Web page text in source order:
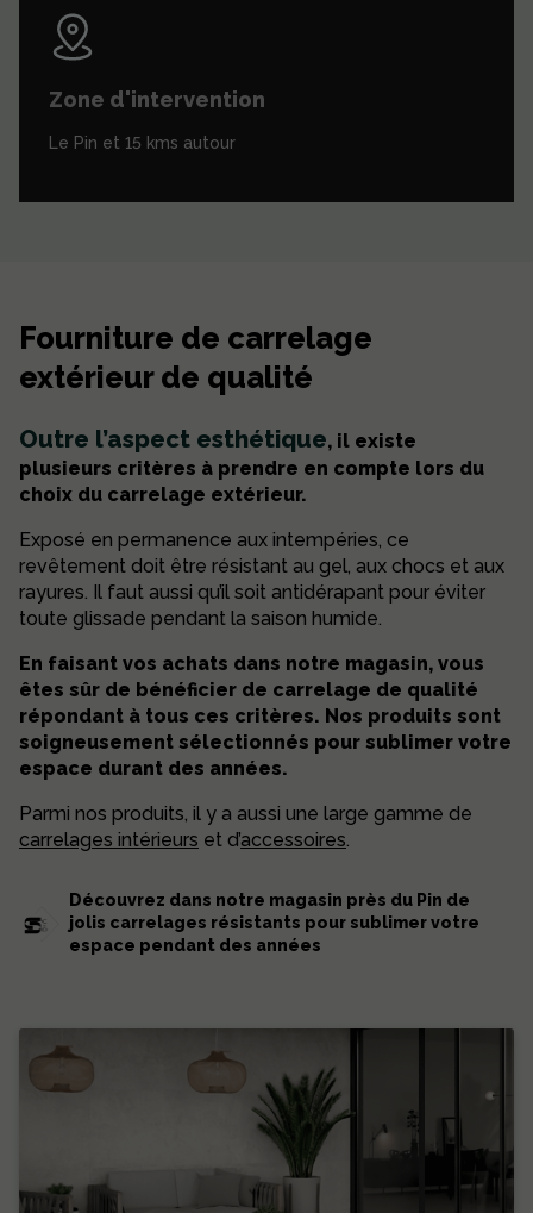
Zone d'intervention
Le Pin et 15 kms autour
Fourniture de carrelage
extérieur de qualité
Outre l’aspect esthétique, il existe
plusieurs critères à prendre en compte lors du
choix du carrelage extérieur.
Exposé en permanence aux intempéries, ce
revêtement doit être résistant au gel, aux chocs et aux
rayures. Il faut aussi qu’il soit antidérapant pour éviter
toute glissade pendant la saison humide.
En faisant vos achats dans notre magasin, vous
êtes sûr de bénéficier de carrelage de qualité
répondant à tous ces critères. Nos produits sont
soigneusement sélectionnés pour sublimer votre
espace durant des années.
Parmi nos produits, il y a aussi une large gamme de
carrelages intérieurs et d’accessoires.
Découvrez dans notre magasin près du Pin de
jolis carrelages résistants pour sublimer votre
espace pendant des années